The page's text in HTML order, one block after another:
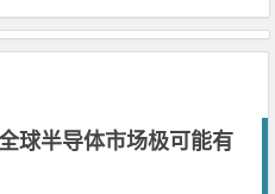
球半导体市场极可能有